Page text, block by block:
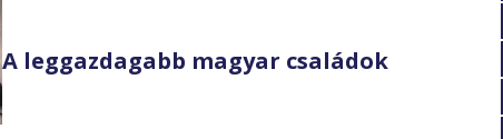
A leggazdagabb magyar családok